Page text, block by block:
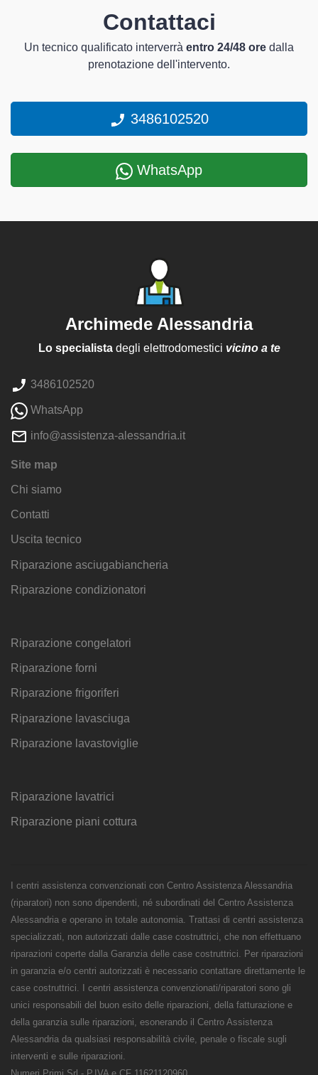
Contattaci
Un tecnico qualificato interverrà entro 24/48 ore dalla
prenotazione dell'intervento.
3486102520
WhatsApp
Archimede Alessandria
Lo specialistadegli elettrodomestici vicino a te
3486102520
WhatsApp
info@assistenza-alessandria.it
Site map
Chi siamo
Contatti
Uscita tecnico
Riparazione asciugabiancheria
Riparazione condizionatori
Riparazione congelatori
Riparazione forni
Riparazione frigoriferi
Riparazione lavasciuga
Riparazione lavastoviglie
Riparazione lavatrici
Riparazione piani cottura
I centri assistenza convenzionati con Centro Assistenza Alessandria
(riparatori) non sono dipendenti, né subordinati del Centro Assistenza
Alessandria e operano in totale autonomia. Trattasi di centri assistenza
specializzati, non autorizzati dalle case costruttrici, che non effettuano
riparazioni coperte dalla Garanzia delle case costruttrici. Per riparazioni
in garanzia e/o centri autorizzati è necessario contattare direttamente le
case costruttrici. I centri assistenza convenzionati/riparatori sono gli
unici responsabili del buon esito delle riparazioni, della fatturazione e
della garanzia sulle riparazioni, esonerando il Centro Assistenza
Alessandria da qualsiasi responsabilità civile, penale o fiscale sugli
interventi e sulle riparazioni.